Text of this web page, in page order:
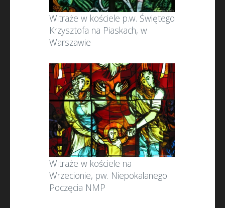
Witraże w kościele p.w. Świętego
Krzysztofa na Piaskach, w
Warszawie
Witraże w kościele na
Wrzecionie, pw. Niepokalanego
Poczęcia NMP